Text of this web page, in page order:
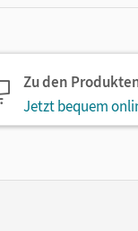
Zu den
Jetzt bequem